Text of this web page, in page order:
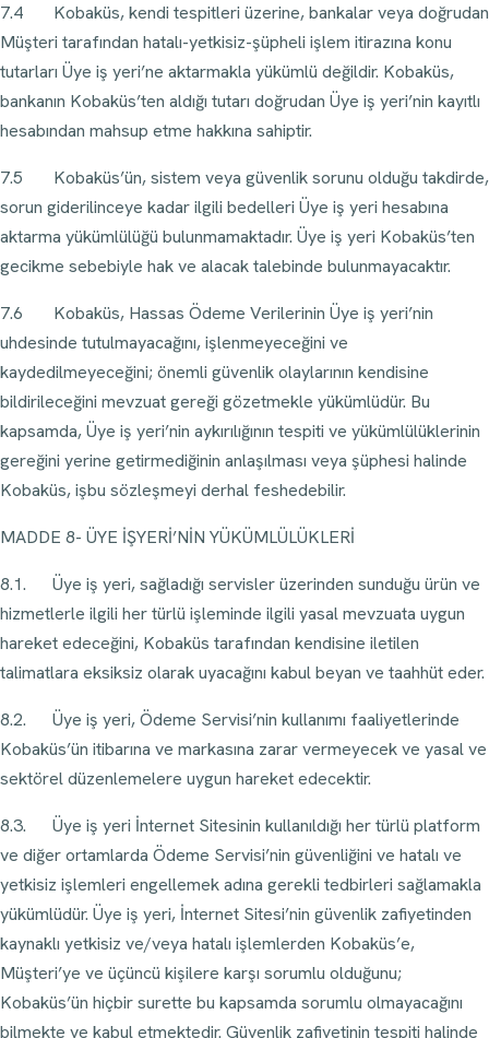
7.4 Kobaküs, kendi tespitleri üzerine, bankalar veya doğrudan
Müşteri tarafından hatalı-yetkisiz-şüpheli işlem itirazına konu
tutarları Üye iş yeri’ne aktarmakla yükümlü değildir. Kobaküs,
bankanın Kobaküs’ten aldığı tutarı doğrudan Üye iş yeri’nin kayıtlı
hesabından mahsup etme hakkına sahiptir.
7.5 Kobaküs’ün, sistem veya güvenlik sorunu olduğu takdirde,
sorun giderilinceye kadar ilgili bedelleri Üye iş yeri hesabına
aktarma yükümlülüğü bulunmamaktadır. Üye iş yeri Kobaküs’ten
gecikme sebebiyle hak ve alacak talebinde bulunmayacaktır.
7.6 Kobaküs, Hassas Ödeme Verilerinin Üye iş yeri’nin
uhdesinde tutulmayacağını, işlenmeyeceğini ve
kaydedilmeyeceğini; önemli güvenlik olaylarının kendisine
bildirileceğini mevzuat gereği gözetmekle yükümlüdür. Bu
kapsamda, Üye iş yeri’nin aykırılığının tespiti ve yükümlülüklerinin
gereğini yerine getirmediğinin anlaşılması veya şüphesi halinde
Kobaküs, işbu sözleşmeyi derhal feshedebilir.
MADDE 8- ÜYE İŞYERİ’NİN YÜKÜMLÜLÜKLERİ
8.1. Üye iş yeri, sağladığı servisler üzerinden sunduğu ürün ve
hizmetlerle ilgili her türlü işleminde ilgili yasal mevzuata uygun
hareket edeceğini, Kobaküs tarafından kendisine iletilen
talimatlara eksiksiz olarak uyacağını kabul beyan ve taahhüt eder.
8.2. Üye iş yeri, Ödeme Servisi’nin kullanımı faaliyetlerinde
Kobaküs’ün itibarına ve markasına zarar vermeyecek ve yasal ve
sektörel düzenlemelere uygun hareket edecektir.
8.3. Üye iş yeri İnternet Sitesinin kullanıldığı her türlü platform
ve diğer ortamlarda Ödeme Servisi’nin güvenliğini ve hatalı ve
yetkisiz işlemleri engellemek adına gerekli tedbirleri sağlamakla
yükümlüdür. Üye iş yeri, İnternet Sitesi’nin güvenlik zafiyetinden
kaynaklı yetkisiz ve/veya hatalı işlemlerden Kobaküs’e,
Müşteri’ye ve üçüncü kişilere karşı sorumlu olduğunu;
Kobaküs’ün hiçbir surette bu kapsamda sorumlu olmayacağını
bilmekte ve kabul etmektedir. Güvenlik zafiyetinin tespiti halinde